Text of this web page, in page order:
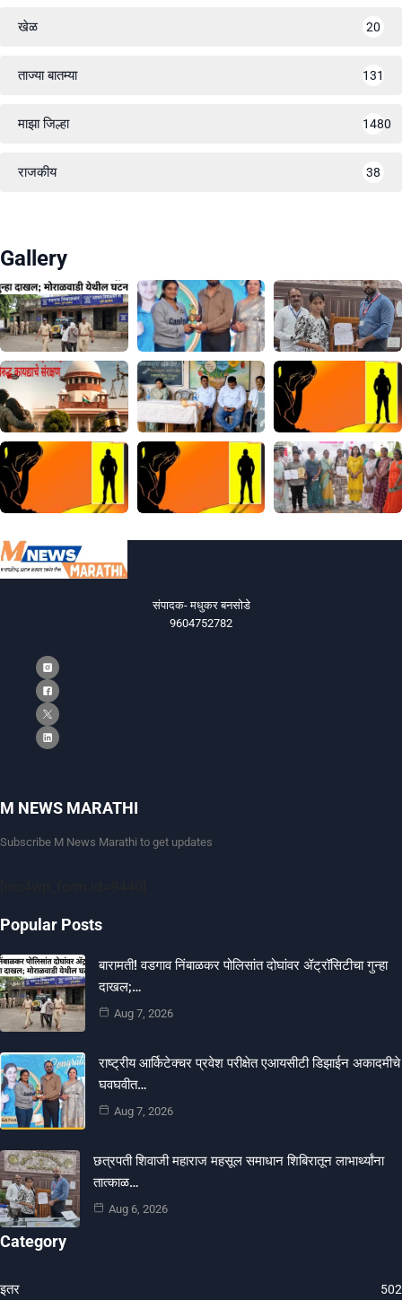
खेळ 20
ताज्या बातम्या 131
माझा जिल्हा 1480
राजकीय 38
Gallery
संपादक- मधुकर बनसोडे
9604752782
M NEWS MARATHI
Subscribe M News Marathi to get updates
Popular Posts
बारामती! वडगाव निंबाळकर पोलिसांत दोघांवर ॲट्रॉसिटीचा गुन्हा
दाखल;…
Aug 7, 2026
राष्ट्रीय आर्किटेक्चर प्रवेश परीक्षेत एआयसीटी डिझाईन अकादमीचे
घवघवीत…
Aug 7, 2026
छत्रपती शिवाजी महाराज महसूल समाधान शिबिरातून लाभार्थ्यांना
तात्काळ…
Aug 6, 2026
Category
इतर 502